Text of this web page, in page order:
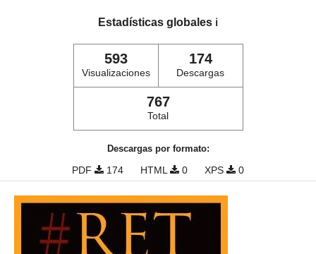
Estadísticas globales ℹ️
593
Visualizaciones
174
Descargas
767
Total
Descargas por formato:
PDF 174 HTML 0 XPS 0